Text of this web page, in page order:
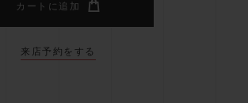
カートに追加
来店予約をする